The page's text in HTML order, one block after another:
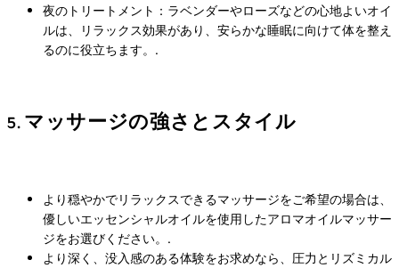
夜のトリートメント：ラベンダーやローズなどの心地よいオイ
ルは、リラックス効果があり、安らかな睡眠に向けて体を整え
るのに役立ちます。.
5. マッサージの強さとスタイル
より穏やかでリラックスできるマッサージをご希望の場合は、
優しいエッセンシャルオイルを使用したアロマオイルマッサー
ジをお選びください。.
より深く、没入感のある体験をお求めなら、圧力とリズミカル